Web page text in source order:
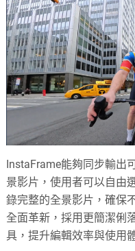
InstaFrame能夠同步輸出
景影片，使用者可以自由
錄完整的全景影片，確保
全面革新，採用更簡潔俐
具，提升編輯效率與使用